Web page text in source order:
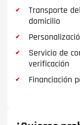
Transporte
domicilio
Servicio de
verificación
Financiación